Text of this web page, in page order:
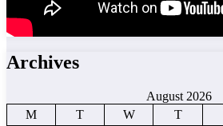
Archives
August 2026
M
T W T